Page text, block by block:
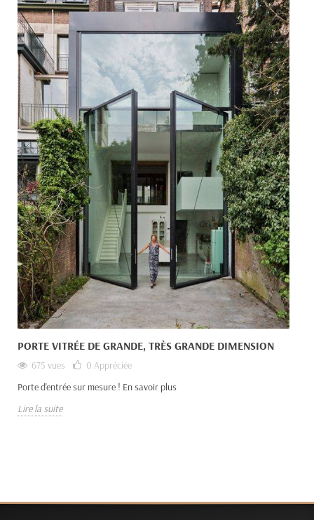
PORTE VITRÉE DE GRANDE, TRÈS GRANDE DIMENSION
675 vues 0 Appréciée
Porte d'entrée sur mesure ! En savoir plus
Lire la suite